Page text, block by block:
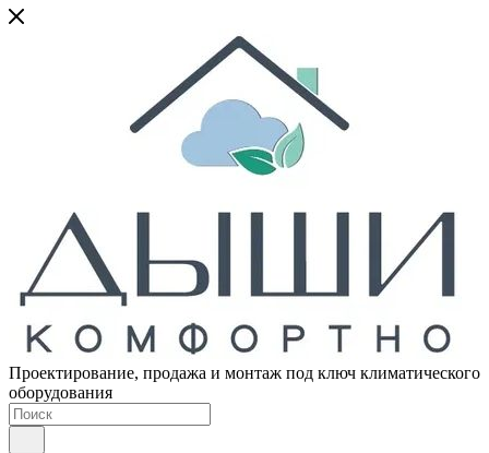
Проектирование, продажа и монтаж под ключ климатического
оборудования